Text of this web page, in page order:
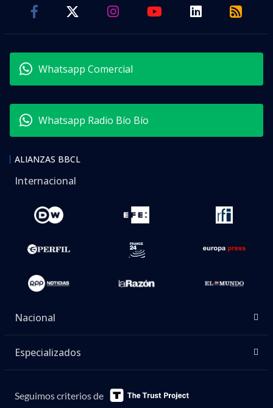
Whatsapp Comercial
Whatsapp Radio Bío Bío
ALIANZAS BBCL
Internacional
Nacional
Especializados
Seguimos criterios de